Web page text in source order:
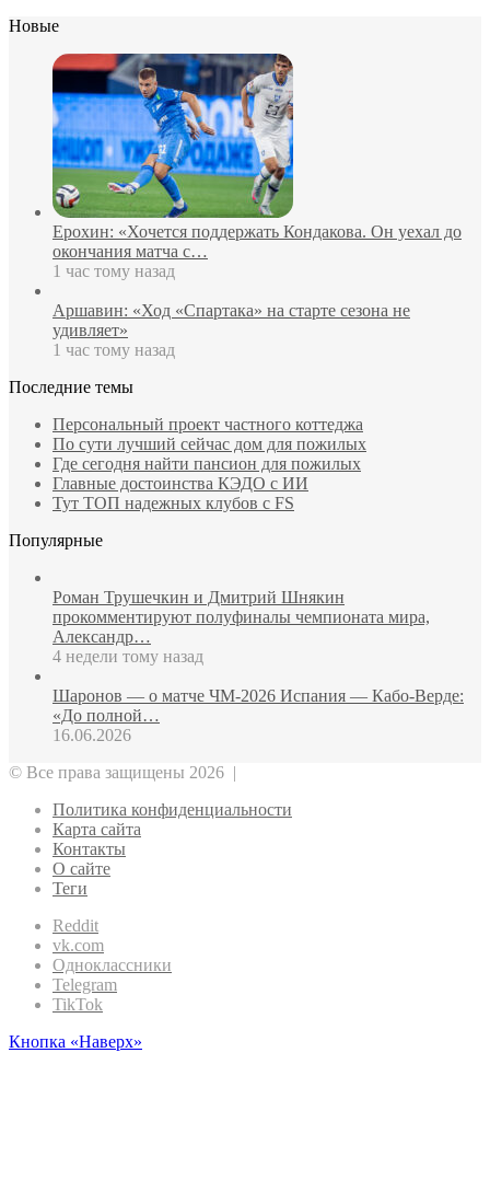
Новые
Ерохин: «Хочется поддержать Кондакова. Он уехал до
окончания матча с…
1 час тому назад
Аршавин: «Ход «Спартака» на старте сезона не
удивляет»
1 час тому назад
Последние темы
Персональный проект частного коттеджа
По сути лучший сейчас дом для пожилых
Где сегодня найти пансион для пожилых
Главные достоинства КЭДО с ИИ
Тут ТОП надежных клубов с FS
Популярные
Роман Трушечкин и Дмитрий Шнякин
прокомментируют полуфиналы чемпионата мира,
Александр…
4 недели тому назад
Шаронов — о матче ЧМ‑2026 Испания — Кабо‑Верде:
«До полной…
16.06.2026
© Все права защищены 2026 |
Политика конфиденциальности
Карта сайта
Контакты
О сайте
Теги
Reddit
vk.com
Одноклассники
Telegram
TikTok
Кнопка «Наверх»